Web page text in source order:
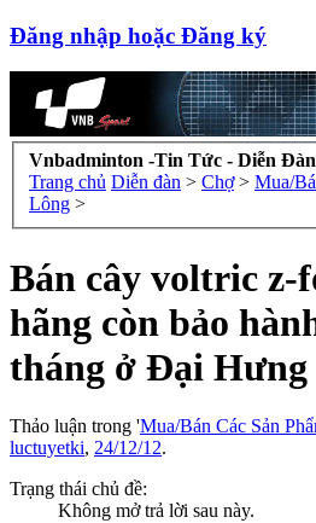
Đăng nhập hoặc Đăng ký
Vnbadminton -Tin Tức - Diễn
Trang chủ Diễn đàn > Chợ > Mua/
Lông >
Bán cây voltric z-
hãng còn bảo
tháng ở Đại Hưng
Thảo luận trong 'Mua/Bán Các Sản
luctuyetki, 24/12/12.
Trạng thái chủ đề:
Không mở trả lời sau này.